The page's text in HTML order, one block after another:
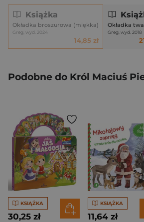
Książka
Okładka broszurowa (miękka)
Greg, wyd. 2024
14,85 zł
Okładka
Greg, wyd. 2018
Podobne do Król Maciuś
KSIĄŻKA
30,25 zł
KSIĄŻKA
11,64 zł